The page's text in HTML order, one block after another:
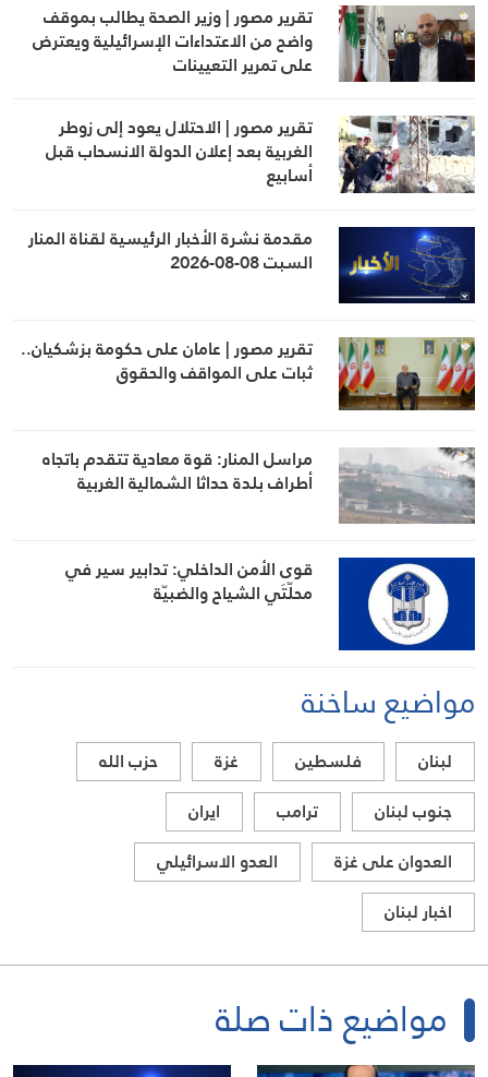
تقرير مصور | وزير الصحة يطالب بموقف
واضح من الاعتداءات الإسرائيلية ويعترض
على تمرير التعيينات
تقرير مصور | الاحتلال يعود إلى زوطر
الغربية بعد إعلان الدولة الانسحاب قبل
أسابيع
مقدمة نشرة الأخبار الرئيسية لقناة المنار
السبت 08-08-2026
تقرير مصور | عامان على حكومة بزشكيان..
ثبات على المواقف والحقوق
مراسل المنار: قوة معادية تتقدم باتجاه
أطراف بلدة حداثا الشمالية الغربية
قوى الأمن الداخلي: تدابير سير في
محلّتَي الشياح والضبيّة
مواضيع ساخنة
لبنان فلسطين غزة
حزب الله
جنوب لبنان
ترامب
ايران
العدوان على غزة
العدو الاسرائيلي
اخبار لبنان
مواضيع ذات صلة